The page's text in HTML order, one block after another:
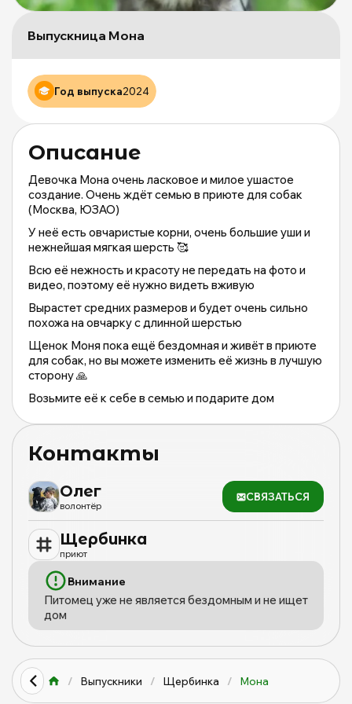
Описание
Девочка Мона очень ласковое и милое ушастое
создание. Очень ждёт семью в приюте для собак
(Москва, ЮЗАО)
У неё есть овчаристые корни, очень большие уши и
нежнейшая мягкая шерсть 🥰
Всю её нежность и красоту не передать на фото и
видео, поэтому её нужно видеть вживую
Вырастет средних размеров и будет очень сильно
похожа на овчарку с длинной шерстью
Щенок Моня пока ещё бездомная и живёт в приюте
для собак, но вы можете изменить её жизнь в лучшую
сторону 🙏
Возьмите её к себе в семью и подарите дом
много впечатлений
Контакты
Олег
волонтёр
СВЯЗАТЬСЯ
Щербинка
приют
Внимание
Питомец уже не является бездомным и не ищет
дом
Выпускница Мона
Год выпуска2024
/ Выпускники / Щербинка / Мона